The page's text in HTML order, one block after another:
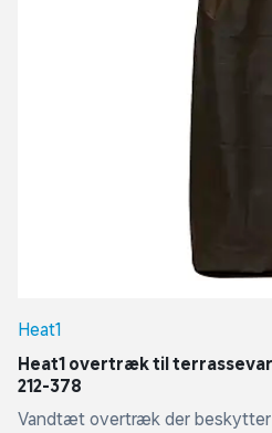
Heat1
Heat1 overtræk til
212-378
Vandtæt overtræk der beskytter